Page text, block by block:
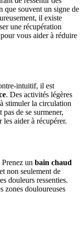
que souvent un signe de
il existe
une récupération
vous aider à réduire
intuitif, il est
. Des activités légères
stimuler la circulation
de se surmener,
les aider à récupérer.
un bain chaud
non seulement de
douleurs ressenties.
zones douloureuses